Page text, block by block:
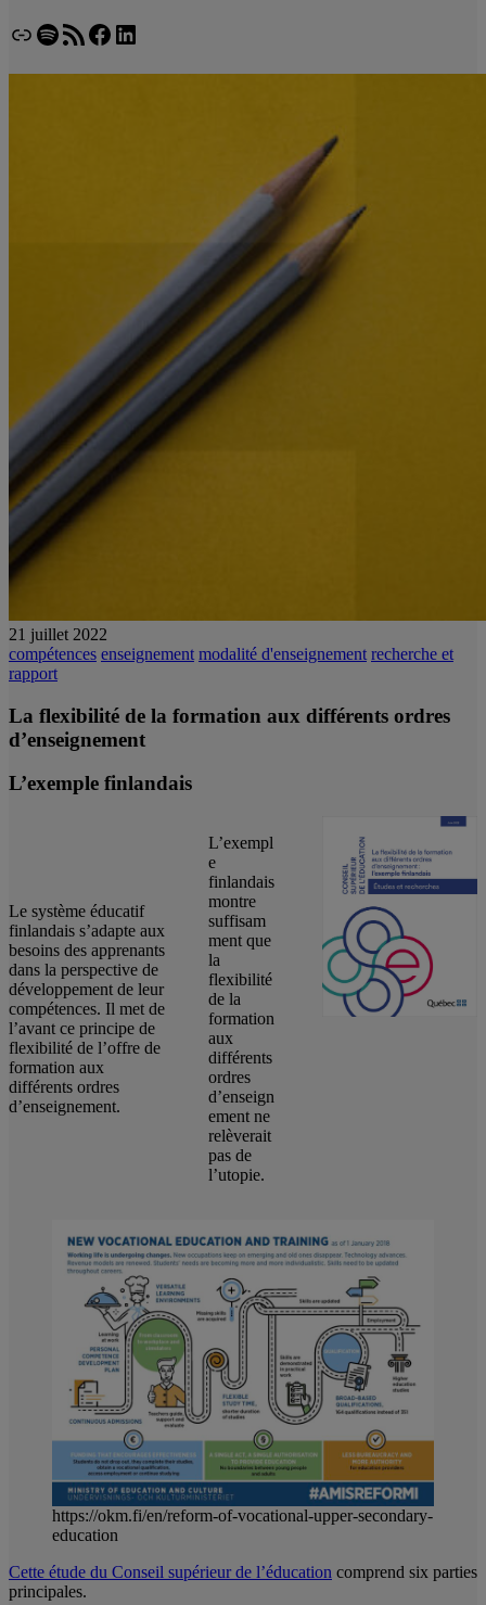
LienSpotify
Flux RSSFacebook
LinkedIn
21 juillet 2022
compétences enseignement modalité d'enseignement recherche et
rapport
La flexibilité de la formation aux différents ordres
d’enseignement
L’exemple finlandais
Le système éducatif
finlandais s’adapte aux
besoins des apprenants
dans la perspective de
développement de leur
compétences. Il met de
l’avant ce principe de
flexibilité de l’offre de
formation aux
différents ordres
d’enseignement.
L’exempl
e
finlandais
montre
suffisam
ment que
la
flexibilité
de la
formation
aux
différents
ordres
d’enseign
ement ne
relèverait
pas de
l’utopie.
https://okm.fi/en/reform-of-vocational-upper-secondary-
education
Cette étude du Conseil supérieur de l’éducation comprend six parties
principales.